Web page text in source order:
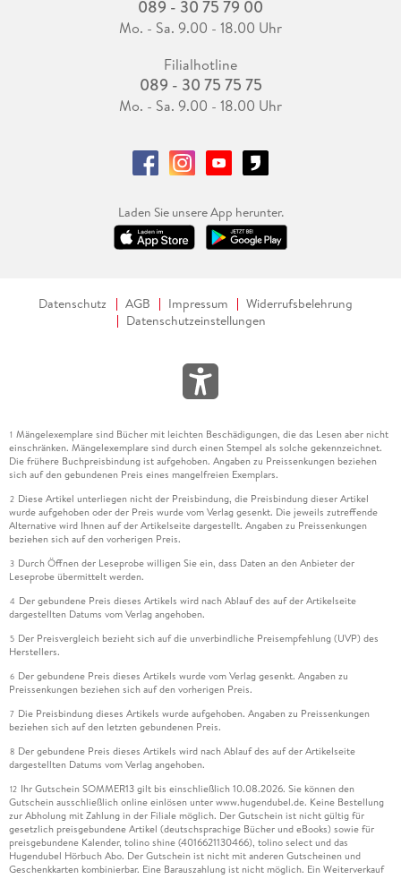
089 - 30 75 79 00
Mo. - Sa. 9.00 - 18.00 Uhr
Filialhotline
089 - 30 75 75 75
Mo. - Sa. 9.00 - 18.00 Uhr
Laden Sie unsere App herunter.
Datenschutz AGB Impressum
Widerrufsbelehrung
Datenschutzeinstellungen
1 Mängelexemplare sind Bücher mit leichten Beschädigungen, die das Lesen aber nicht
einschränken. Mängelexemplare sind durch einen Stempel als solche gekennzeichnet.
Die frühere Buchpreisbindung ist aufgehoben. Angaben zu Preissenkungen beziehen
sich auf den gebundenen Preis eines mangelfreien Exemplars.
2 Diese Artikel unterliegen nicht der Preisbindung, die Preisbindung dieser Artikel
wurde aufgehoben oder der Preis wurde vom Verlag gesenkt. Die jeweils zutreffende
Alternative wird Ihnen auf der Artikelseite dargestellt. Angaben zu Preissenkungen
beziehen sich auf den vorherigen Preis.
3 Durch Öffnen der Leseprobe willigen Sie ein, dass Daten an den Anbieter der
Leseprobe übermittelt werden.
4 Der gebundene Preis dieses Artikels wird nach Ablauf des auf der Artikelseite
dargestellten Datums vom Verlag angehoben.
5 Der Preisvergleich bezieht sich auf die unverbindliche Preisempfehlung (UVP) des
Herstellers.
6 Der gebundene Preis dieses Artikels wurde vom Verlag gesenkt. Angaben zu
Preissenkungen beziehen sich auf den vorherigen Preis.
7 Die Preisbindung dieses Artikels wurde aufgehoben. Angaben zu Preissenkungen
beziehen sich auf den letzten gebundenen Preis.
8 Der gebundene Preis dieses Artikels wird nach Ablauf des auf der Artikelseite
dargestellten Datums vom Verlag angehoben.
12 Ihr Gutschein SOMMER13 gilt bis einschließlich 10.08.2026. Sie können den
Gutschein ausschließlich online einlösen unter www.hugendubel.de. Keine Bestellung
zur Abholung mit Zahlung in der Filiale möglich. Der Gutschein ist nicht gültig für
gesetzlich preisgebundene Artikel (deutschsprachige Bücher und eBooks) sowie für
preisgebundene Kalender, tolino shine (4016621130466), tolino select und das
Hugendubel Hörbuch Abo. Der Gutschein ist nicht mit anderen Gutscheinen und
Geschenkkarten kombinierbar. Eine Barauszahlung ist nicht möglich. Ein Weiterverkauf